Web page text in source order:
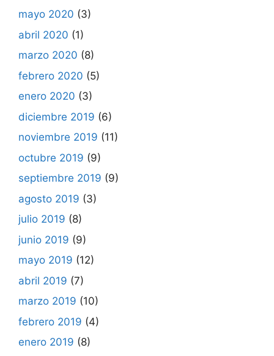
mayo 2020 (3)
abril 2020 (1)
marzo 2020 (8)
febrero 2020 (5)
enero 2020 (3)
diciembre 2019 (6)
noviembre 2019 (11)
octubre 2019 (9)
septiembre 2019 (9)
agosto 2019 (3)
julio 2019 (8)
junio 2019 (9)
mayo 2019 (12)
abril 2019 (7)
marzo 2019 (10)
febrero 2019 (4)
enero 2019 (8)